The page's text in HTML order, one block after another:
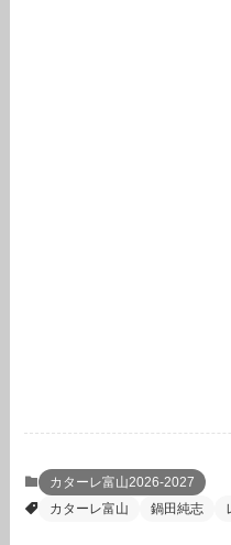
カターレ富山2026-2027
カターレ富山
鍋田純志